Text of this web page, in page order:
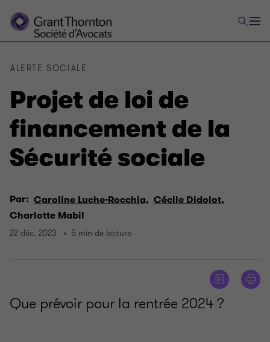
Projet de loi de
financement de la
Sécurité sociale
ALERTE SOCIALE
Par: Caroline Luche-Rocchia, Cécile Didolot,
Charlotte Mabil
22 déc. 2023 5 min de lecture
Que prévoir pour la rentrée 2024 ?